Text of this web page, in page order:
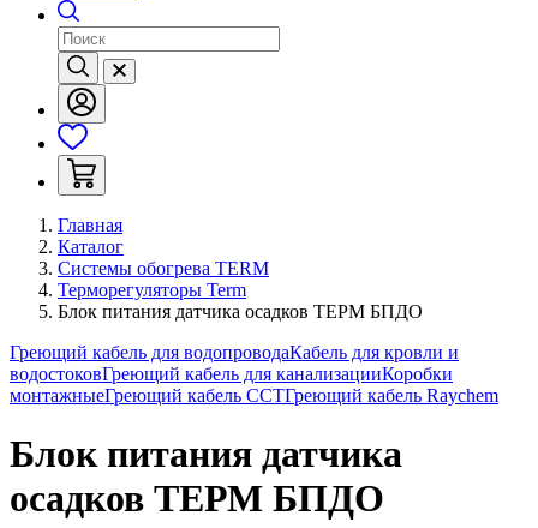
Главная
Каталог
Системы обогрева TERM
Терморегуляторы Term
Блок питания датчика осадков ТЕРМ БПДО
Греющий кабель для водопроводаКабель для кровли и
водостоковГреющий кабель для канализацииКоробки
монтажныеГреющий кабель ССТГреющий кабель Raychem
Блок питания датчика
осадков ТЕРМ БПДО